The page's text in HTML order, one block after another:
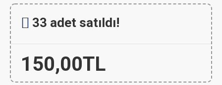
150,00TL
33 adet satıldı!